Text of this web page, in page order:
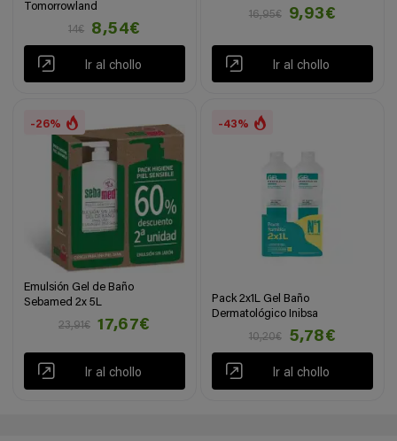
Tomorrowland
14€
8,54€
Ir al chollo
16,95€
9,93€
Ir al chollo
-26%
Emulsión Gel de Baño
Sebamed 2x 5L
23,91€
17,67€
Ir al chollo
-43%
Pack 2x1L Gel Baño
Dermatológico Inibsa
10,20€
5,78€
Ir al chollo